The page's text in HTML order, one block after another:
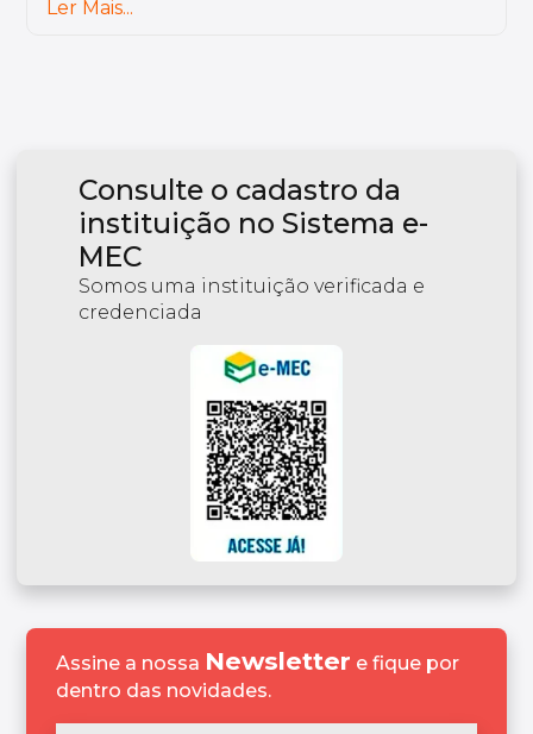
Ler Mais...
Consulte o cadastro da
instituição no Sistema e-
MEC
Somos uma instituição verificada e
credenciada
Assine a nossa Newsletter e fique por
dentro das novidades.